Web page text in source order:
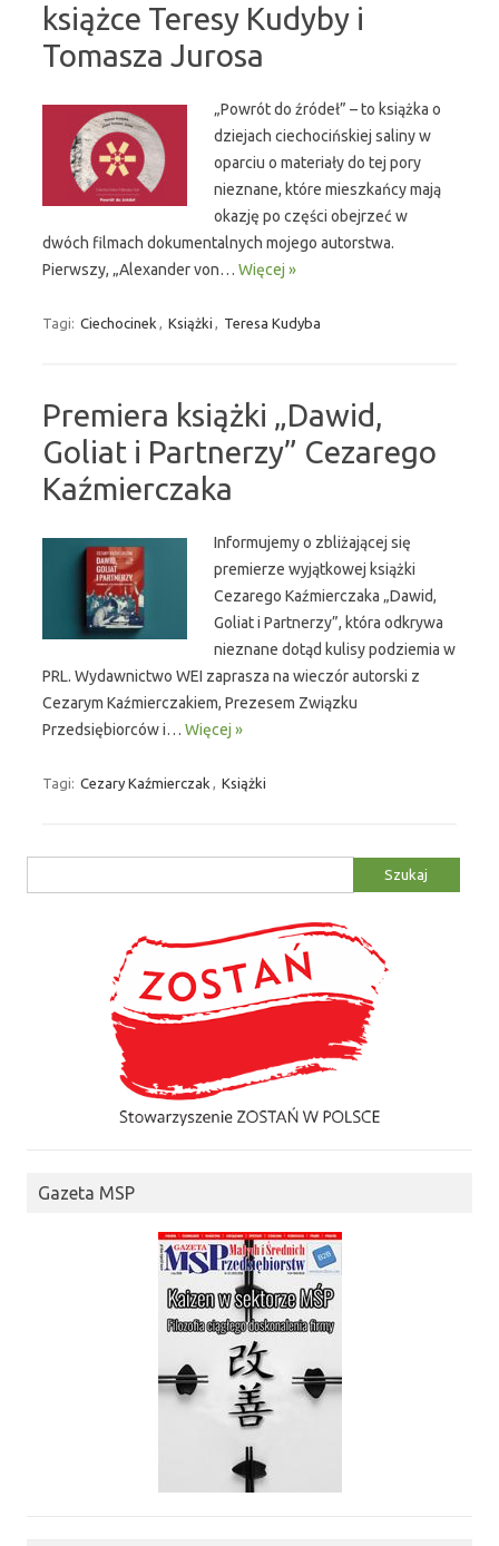
książce Teresy Kudyby i
Tomasza Jurosa
„Powrót do źródeł” – to książka o
dziejach ciechocińskiej saliny w
oparciu o materiały do tej pory
nieznane, które mieszkańcy mają
okazję po części obejrzeć w
dwóch filmach dokumentalnych mojego autorstwa.
Pierwszy, „Alexander von… Więcej »
Tagi: Ciechocinek , Książki , Teresa Kudyba
Premiera książki „Dawid,
Goliat i Partnerzy” Cezarego
Kaźmierczaka
Informujemy o zbliżającej się
premierze wyjątkowej książki
Cezarego Kaźmierczaka „Dawid,
Goliat i Partnerzy”, która odkrywa
nieznane dotąd kulisy podziemia w
PRL. Wydawnictwo WEI zaprasza na wieczór autorski z
Cezarym Kaźmierczakiem, Prezesem Związku
Przedsiębiorców i… Więcej »
Tagi: Cezary Kaźmierczak , Książki
Gazeta MSP